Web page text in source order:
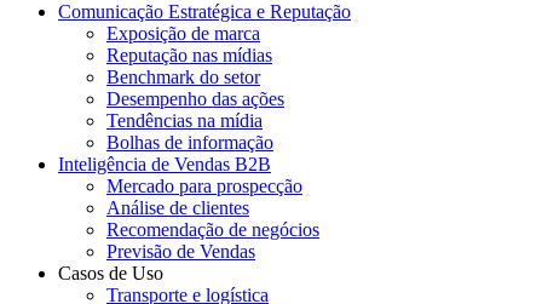
Comunicação Estratégica e Reputação
Exposição de marca
Reputação nas mídias
Benchmark do setor
Desempenho das ações
Tendências na mídia
Bolhas de informação
Inteligência de Vendas B2B
Mercado para prospecção
Análise de clientes
Recomendação de negócios
Previsão de Vendas
Casos de Uso
Transporte e logística